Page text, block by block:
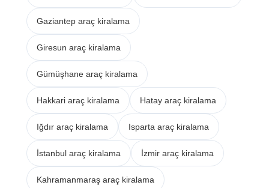
Gaziantep araç kiralama
Giresun araç kiralama
Gümüşhane araç kiralama
Hakkari araç kiralama Hatay araç kiralama
Iğdır araç kiralama Isparta araç kiralama
İstanbul araç kiralama İzmir araç kiralama
Kahramanmaraş araç kiralama